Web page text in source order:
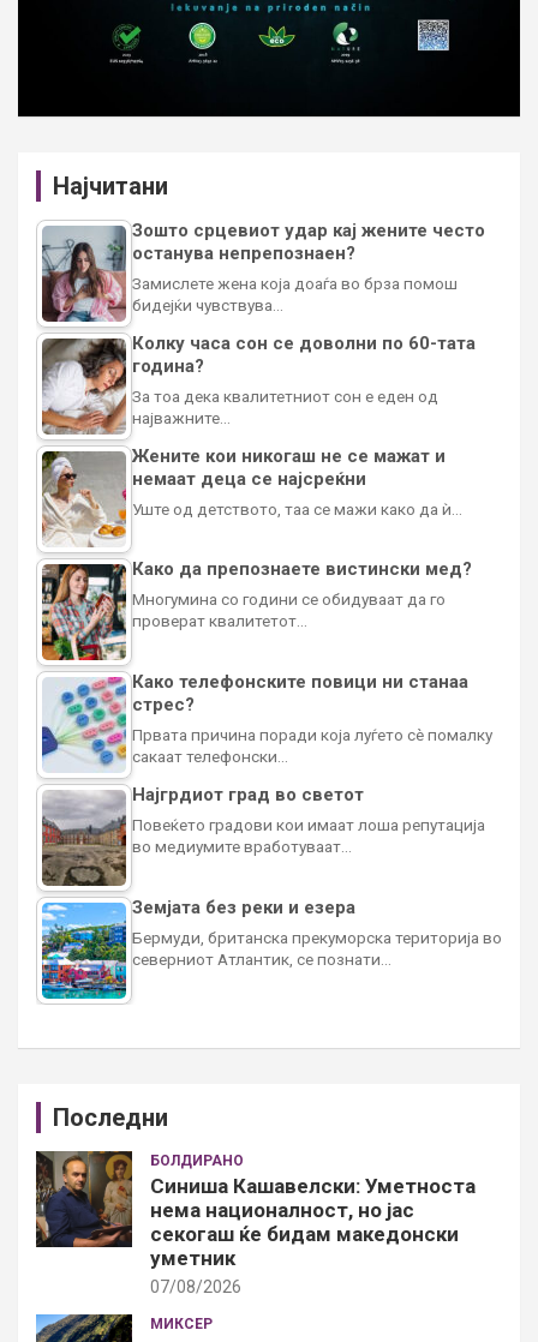
Најчитани
Зошто срцевиот удар кај жените често
останува непрепознаен?
Замислете жена која доаѓа во брза помош
бидејќи чувствува…
Колку часа сон се доволни по 60-тата
година?
За тоа дека квалитетниот сон е еден од
најважните…
Жените кои никогаш не се мажат и
немаат деца се најсреќни
Уште од детството, таа се мажи како да ѝ…
Како да препознаете вистински мед?
Многумина со години се обидуваат да го
проверат квалитетот…
Како телефонските повици ни станаа
стрес?
Првата причина поради која луѓето сè помалку
сакаат телефонски…
Најгрдиот град во светот
Повеќето градови кои имаат лоша репутација
во медиумите вработуваат…
Земјата без реки и езера
Бермуди, британска прекуморска територија во
северниот Атлантик, се познати…
Последни
БОЛДИРАНО
Синиша Кашавелски: Уметноста
нема националност, но јас
секогаш ќе бидам македонски
уметник
07/08/2026
МИКСЕР